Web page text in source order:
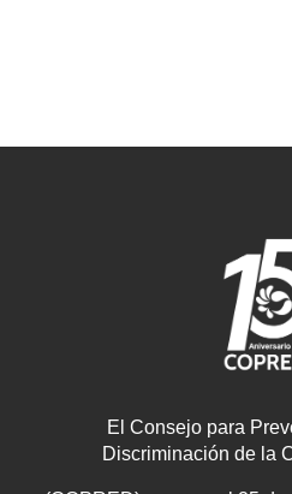
El Consejo para
Discriminación de la